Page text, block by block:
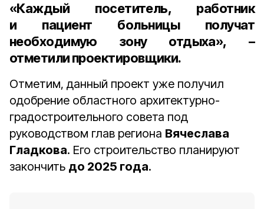
«Каждый посетитель, работник
и пациент больницы получат
необходимую зону отдыха», –
отметили проектировщики.
Отметим, данный проект уже получил
одобрение областного архитектурно-
градостроительного совета под
руководством глав региона Вячеслава
Гладкова. Его строительство планируют
закончить до 2025 года.